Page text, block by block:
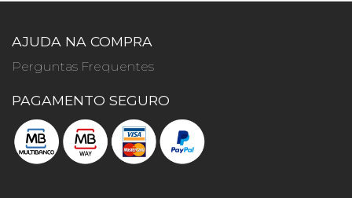
AJUDA NA COMPRA
Perguntas Frequentes
PAGAMENTO SEGURO